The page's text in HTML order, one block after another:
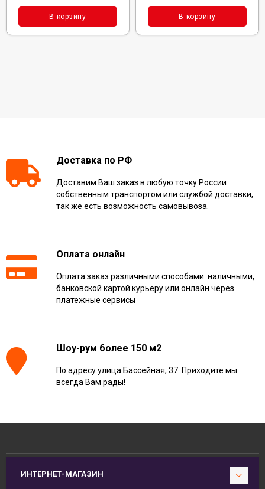
В корзину В корзину
Доставка по РФ
Доставим Ваш заказ в любую точку России
собственным транспортом или службой доставки,
так же есть возможность самовывоза.
Оплата онлайн
Оплата заказ различными способами: наличными,
банковской картой курьеру или онлайн через
платежные сервисы
Шоу-рум более 150 м2
По адресу улица Бассейная, 37. Приходите мы
всегда Вам рады!
ИНТЕРНЕТ-МАГАЗИН